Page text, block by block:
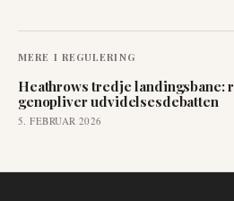
MERE I REGULERING
Heathrows tredje landingsbane:
genopliver udvidelses­debatten
5. FEBRUAR 2026